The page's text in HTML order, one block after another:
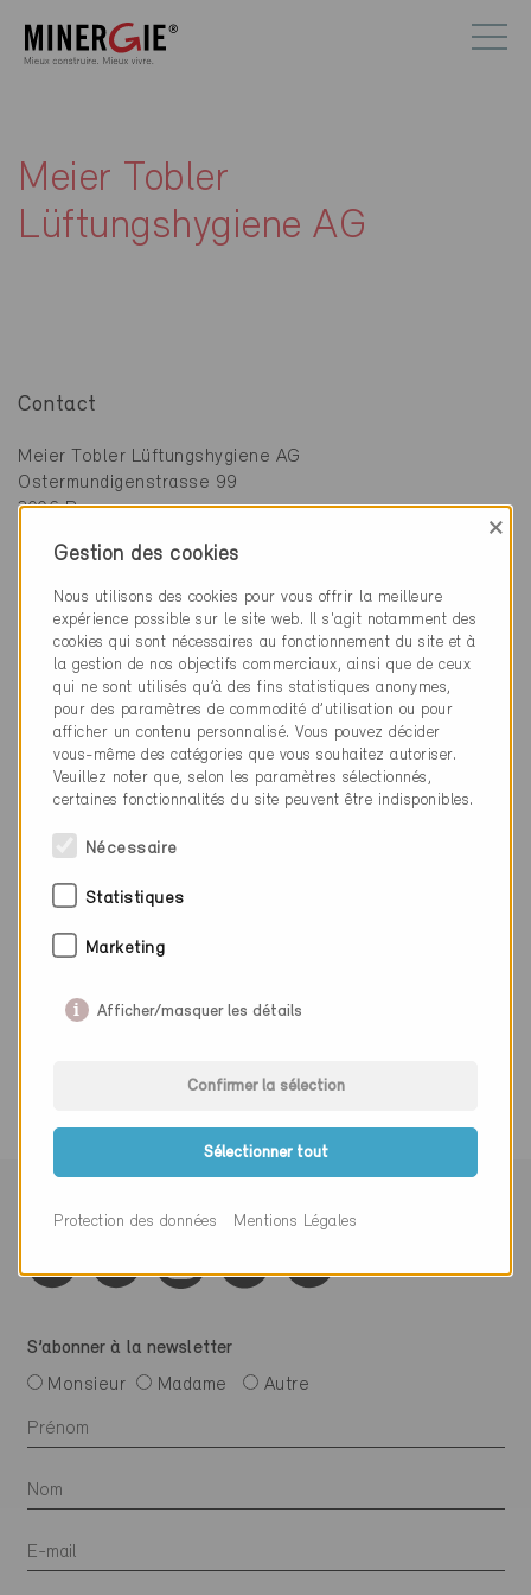
Meier Tobler
Lüftungshygiene AG
Contact
Meier Tobler Lüftungshygiene AG
Ostermundigenstrasse 99
3006 Bern
031 850 10 30
info@lueftungshygiene.ch
www.lueftungshygiene.ch
Catégorie
Ventilation et climatisation
Exploitation
Ventilation et climatisation
S’abonner à la newsletter
Monsieur
Madame Autre
Gestion des cookies
×
Nous utilisons des cookies pour vous offrir la meilleure
expérience possible sur le site web. Il s'agit notamment des
cookies qui sont nécessaires au fonctionnement du site et à
la gestion de nos objectifs commerciaux, ainsi que de ceux
qui ne sont utilisés qu’à des fins statistiques anonymes,
pour des paramètres de commodité d’utilisation ou pour
afficher un contenu personnalisé. Vous pouvez décider
vous-même des catégories que vous souhaitez autoriser.
Veuillez noter que, selon les paramètres sélectionnés,
certaines fonctionnalités du site peuvent être indisponibles.
Nécessaire
Statistiques
Marketing
Afficher/masquer les détails
Confirmer la sélection
Sélectionner tout
Protection des données Mentions Légales